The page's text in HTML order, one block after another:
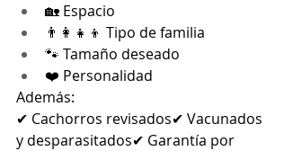
🏡 Espacio
👨‍👩‍👧‍👦 Tipo de familia
🐾 Tamaño deseado
❤️ Personalidad
Además:
✔ Cachorros revisados✔ Vacunados
y desparasitados✔ Garantía por